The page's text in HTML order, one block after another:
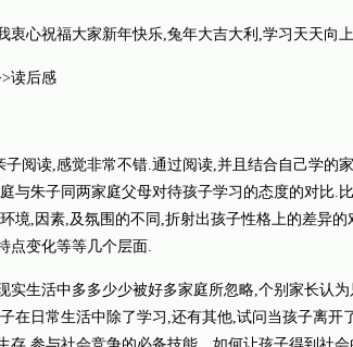
心祝福大家新年快乐,兔年大吉大利,学习天天向
读后感
读,感觉非常不错.通过阅读,并且结合自己学的
与朱子同两家庭父母对待孩子学习的态度的对比.
境,因素,及氛围的不同,折射出孩子性格上的差异的
点变化等等几个层面.
生活中多多少少被好多家庭所忽略,个别家长认为
在日常生活中除了学习,还有其他,试问当孩子离开